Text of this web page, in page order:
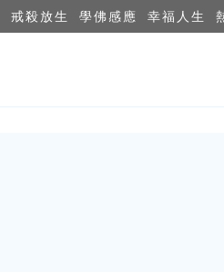
戒殺放生 學佛感應 幸福人生